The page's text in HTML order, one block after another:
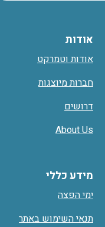
אודות
אודות וטמרקט
חברות מיוצגות
דרושים
About Us
מידע כללי
ימי הפצה
תנאי השימוש באתר